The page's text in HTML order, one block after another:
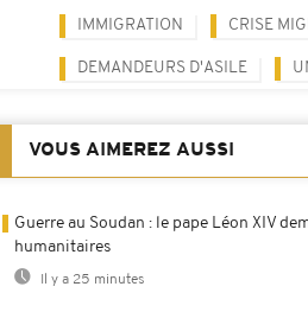
IMMIGRATION CRISE
DEMANDEURS D'ASILE
VOUS AIMEREZ AUSSI
Guerre au Soudan : le pape Léon XIV
humanitaires
Il y a 25 minutes